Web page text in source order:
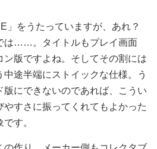
」をうたっていますが、あれ？
は……。タイトルもプレイ画面
ン版ですよね。そしてその割には
途半端にストイックな仕様。う
版にできないのであれば、こうい
やすさに振ってくれてもよかった
す。